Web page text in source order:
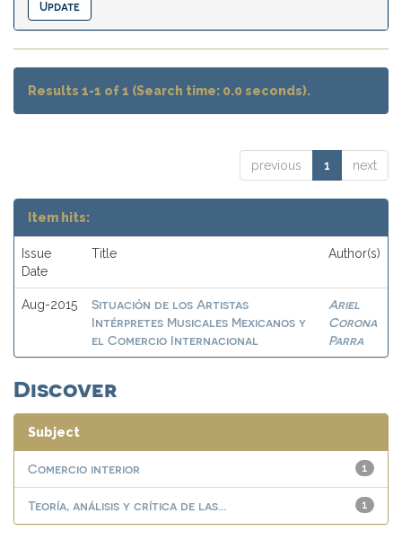
Results 1-1 of 1 (Search time: 0.0 seconds).
previous 1 next
Item hits:
Issue
Date
Title Author(s)
Aug-2015
Situación de los Artistas
Intérpretes Musicales Mexicanos y
el Comercio Internacional
Ariel
Corona
Parra
Discover
Subject
1
Comercio interior
1
Teoría, análisis y crítica de las...